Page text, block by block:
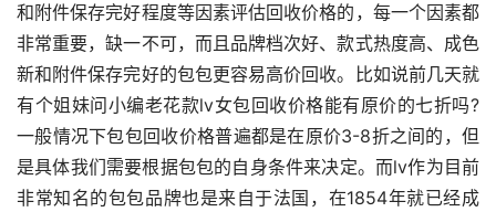
和附件保存完好程度等因素评估回收价格的，每一个因素都
非常重要，缺一不可，而且品牌档次好、款式热度高、成色
新和附件保存完好的包包更容易高价回收。比如说前几天就
有个姐妹问小编老花款lv女包回收价格能有原价的七折吗?
一般情况下包包回收价格普遍都是在原价3-8折之间的，但
是具体我们需要根据包包的自身条件来决定。而lv作为目前
非常知名的包包品牌也是来自于法国，在1854年就已经成